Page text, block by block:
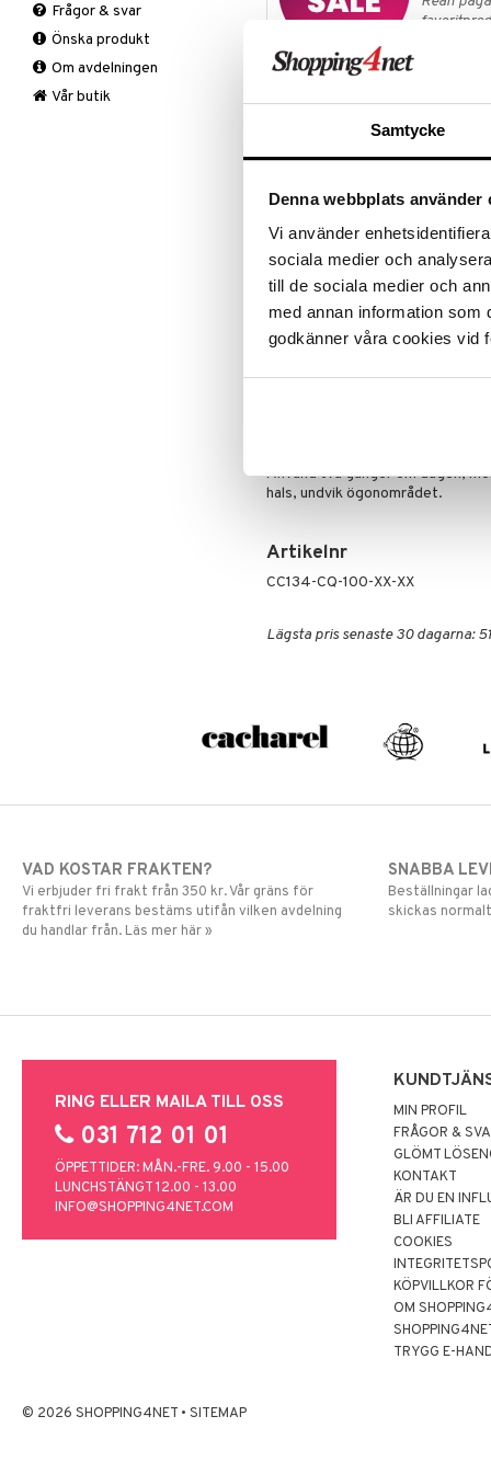
Samtycke
Denna webbplats använder
Vi använder
sociala medier och
till de sociala medier och
med annan information som
godkänner våra cookies vid
Clinique - 20% rabatt
Clinique kombinerar
hudtyper. Med fokus på
en skonsam upplevelse för
Gäller tom. 2026-08-16 eller
Produktinfo
Vad är det?
Motverkar linjer, rynkor och
Återfuktar hela dagen och
Använd två gånger om dagen,
hals, undvik ögonområdet.
Artikelnr
CC134-CQ-100-XX-XX
Lägsta pris senaste 30 dagarna:
Ögonskugga
Primer
Puder
Frågor & svar
Önska produkt
Om avdelningen
Vår butik
VAD KOSTAR FRAKTEN?
Vi erbjuder fri frakt från 350 kr. Vår gräns för
fraktfri leverans bestäms utifån vilken avdelning
du handlar från. Läs mer här »
SNABBA
Beställningar
skickas
RING ELLER MAILA TILL OSS
031 712 01 01
ÖPPETTIDER: MÅN.-FRE. 9.00 - 15.00
LUNCHSTÄNGT 12.00 - 13.00
INFO@SHOPPING4NET.COM
MIN PROFIL
FRÅGOR &
GLÖMT
KONTAKT
ÄR DU EN
BLI AFFILIATE
COOKIES
KÖPVILLKOR
OM
TRYGG E-
© 2026 SHOPPING4NET • SITEMAP